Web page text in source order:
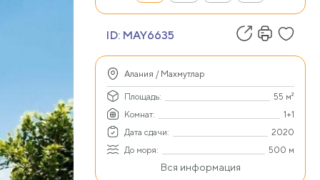
ID: MAY6635
Алания / Махмутлар
Площадь:
55 м²
Комнат:
1+1
Дата сдачи:
2020
До моря:
500 м
Вся информация